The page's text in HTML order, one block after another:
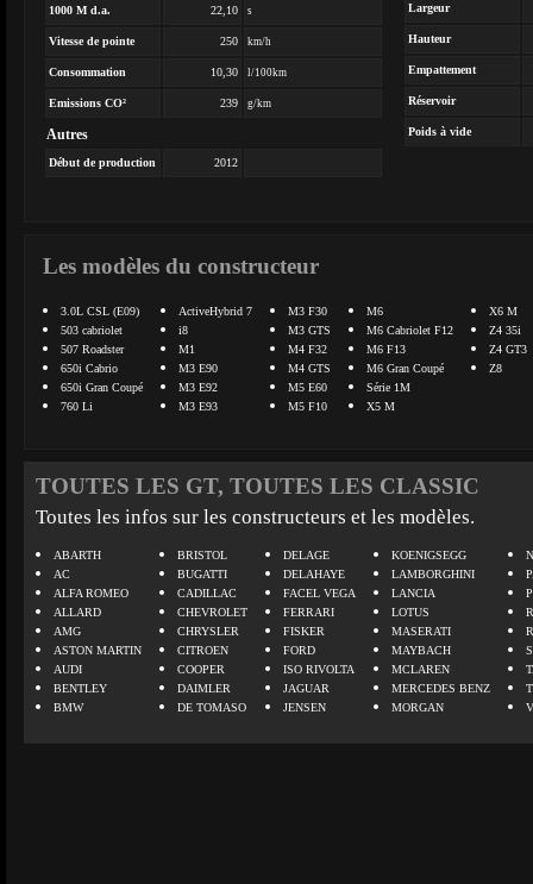
1000 M d.a. 22,10 s
Vitesse de pointe 250 km/h
Consommation 10,30 l/100km
Emissions CO² 239 g/km
Autres
Début de production 2012
Largeur
Hauteur
Empattement
Réservoir
Poids à vide
Les modèles du constructeur
3.0L CSL (E09)
503 cabriolet
507 Roadster
650i Cabrio
650i Gran Coupé
760 Li
ActiveHybrid 7
i8
M1
M3 E90
M3 E92
M3 E93
M3 F30
M3 GTS
M4 F32
M4 GTS
M5 E60
M5 F10
M6
M6 Cabriolet F12
M6 F13
M6 Gran Coupé
Série 1M
X5 M
X6 M
Z4 35i
Z4 GT3
Z8
TOUTES LES GT, TOUTES LES CLASSIC
Toutes les infos sur les constructeurs et les modèles.
ABARTH
AC
ALFA ROMEO
ALLARD
AMG
ASTON MARTIN
AUDI
BENTLEY
BMW
BRISTOL
BUGATTI
CADILLAC
CHEVROLET
CHRYSLER
CITROEN
COOPER
DAIMLER
DE TOMASO
DELAGE
DELAHAYE
FACEL VEGA
FERRARI
FISKER
FORD
ISO RIVOLTA
JAGUAR
JENSEN
KOENIGSEGG
LAMBORGHINI
LANCIA
LOTUS
MASERATI
MAYBACH
MCLAREN
MERCEDES BENZ
MORGAN